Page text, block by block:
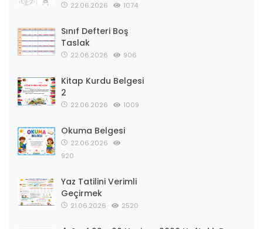
22.06.2026 1074
Sınıf Defteri Boş
Taslak
22.06.2026 906
Kitap Kurdu Belgesi
2
22.06.2026 1009
Okuma Belgesi
22.06.2026
920
Yaz Tatilini Verimli
Geçirmek
21.06.2026 2520